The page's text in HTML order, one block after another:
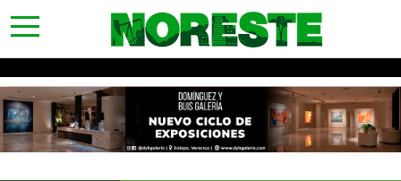
toggle
navigation